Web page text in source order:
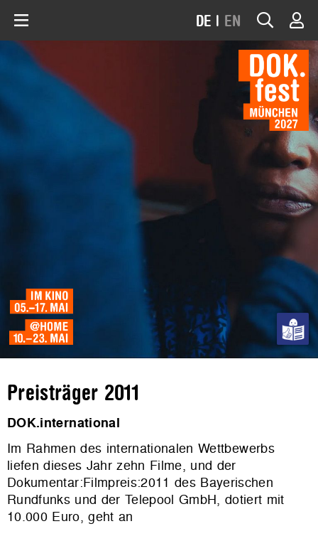
DE | EN
Preisträger 2011
DOK.international
Im Rahmen des internationalen Wettbewerbs
liefen dieses Jahr zehn Filme, und der
Dokumentar:Filmpreis:2011 des Bayerischen
Rundfunks und der Telepool GmbH, dotiert mit
10.000 Euro, geht an